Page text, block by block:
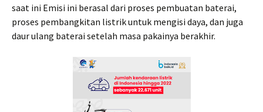
saat ini Emisi ini berasal dari proses pembuatan baterai,
proses pembangkitan listrik untuk mengisi daya, dan juga
daur ulang baterai setelah masa pakainya berakhir.